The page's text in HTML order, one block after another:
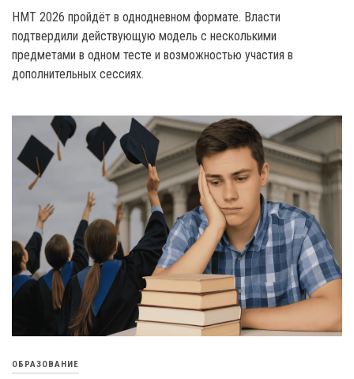
НМТ 2026 пройдёт в однодневном формате. Власти
подтвердили действующую модель с несколькими
предметами в одном тесте и возможностью участия в
дополнительных сессиях.
ОБРАЗОВАНИЕ